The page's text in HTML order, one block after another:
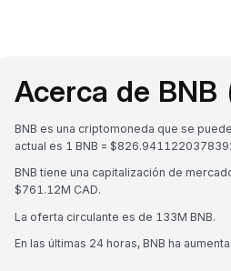
Acerca de BNB
BNB es una criptomoneda que se
actual es 1 BNB =
BNB tiene una capitalización de
$761.12M CAD.
La oferta circulante es de 133M BNB.
En las últimas 24 horas, BNB ha